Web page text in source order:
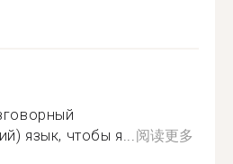
язык, чтобы я... 阅读更多